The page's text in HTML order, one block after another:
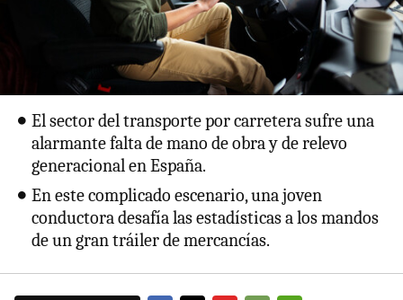
El sector del transporte por carretera sufre una
alarmante falta de mano de obra y de relevo
generacional en España.
En este complicado escenario, una joven
conductora desafía las estadísticas a los mandos
de un gran tráiler de mercancías.